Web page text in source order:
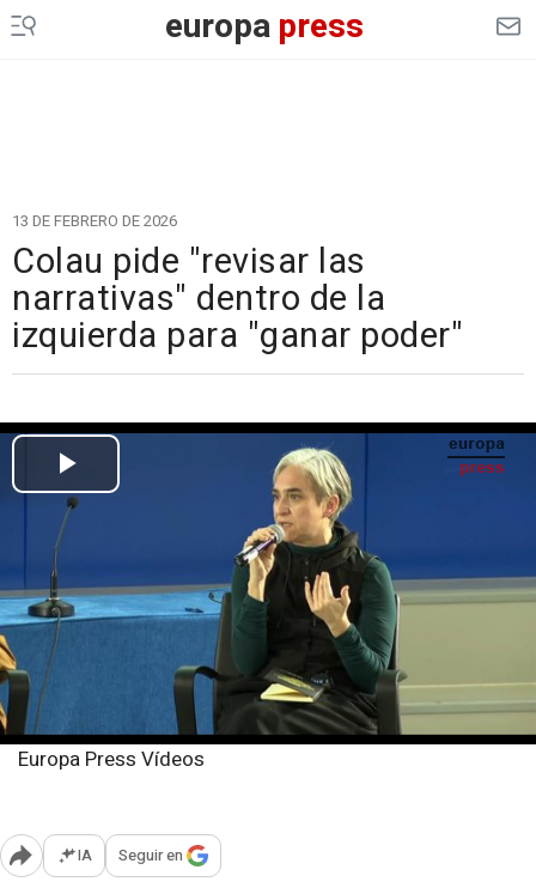
europapress
13 DE FEBRERO DE 2026
Colau pide "revisar las
narrativas" dentro de la
izquierda para "ganar poder"
Europa Press Vídeos
Abrir opciones para compartir
IA Seguir en